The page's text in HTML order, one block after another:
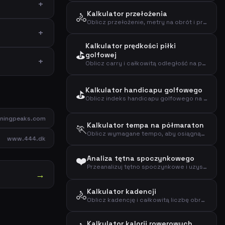
www.444.dk
→
🚴Kalkulator przełożenia
Oblicz przełożenie, metry na obrót i prędkość przy danej kadencji
⛳
Kalkulator prędkości piłki
golfowej
Oblicz carry i całkowitą odległość na podstawie prędkości piłki
⛳Kalkulator handicapu golfowego
Oblicz indeks handicapu golfowego na podstawie ostatnich wyników, par, slope i ratingu
🏃Kalkulator tempa na półmaraton
Oblicz wymagane tempo, aby osiągnąć cel na półmaratonie (21,0975 km)
❤️Analiza tętna spoczynkowego
Przeanalizuj tętno spoczynkowe i uzyskaj ocenę kondycji na podstawie wieku i płci
🚴Kalkulator kadencji
Oblicz kadencję i całkowitą liczbę obrotów pedałów podczas jazdy na rowerze